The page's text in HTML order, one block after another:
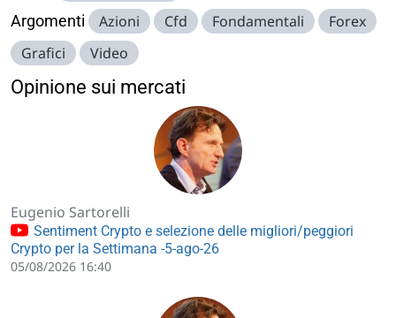
Argomenti Azioni Cfd Fondamentali
Forex
Grafici
Video
Opinione sui mercati
Eugenio Sartorelli
Sentiment Crypto e selezione delle migliori/peggiori
Crypto per la Settimana -5-ago-26
05/08/2026 16:40